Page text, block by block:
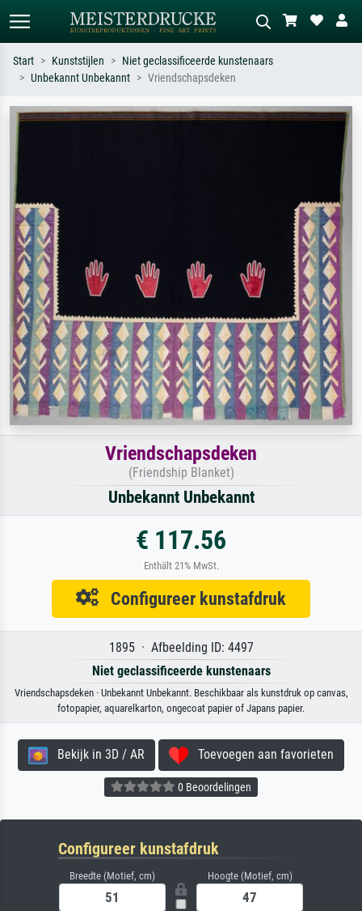
Zoek op kunstenaar, titel of stijl – bijv.
Beschrijf de scène – bijv. groene
weide, abstract met veel rood, donker
olieverfschilderij, staand naakt naast
Start Kunststijlen
Niet geclassificeerde kunstenaars
Unbekannt Unbekannt
Vriendschapsdeken
Vriendschapsdeken
(Friendship Blanket)
Unbekannt Unbekannt
€ 117.56
Enthält 21% MwSt.
Configureer kunstafdruk
1895 · Afbeelding ID: 4497
Niet geclassificeerde kunstenaars
Vriendschapsdeken · Unbekannt Unbekannt. Beschikbaar als kunstdruk op canvas,
fotopapier, aquarelkarton, ongecoat papier of Japans papier.
Bekijk in 3D / AR Toevoegen aan favorieten
0 Beoordelingen
Configureer kunstafdruk
Breedte (Motief, cm) Hoogte (Motief, cm)